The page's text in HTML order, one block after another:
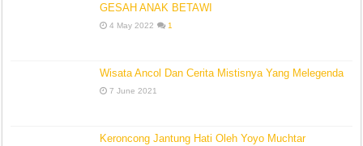
GESAH ANAK BETAWI
4 May 2022 1
Wisata Ancol Dan Cerita Mistisnya Yang Melegenda
7 June 2021
Keroncong Jantung Hati Oleh Yoyo Muchtar